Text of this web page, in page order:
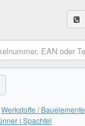
Werkstoffe / Bauelemente
| Spachtel